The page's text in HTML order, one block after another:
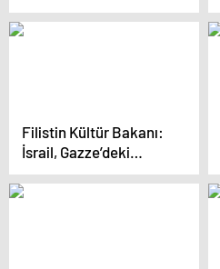
biriken çöp ve atıklar
sağlık tehdidi
Filistin Kültür Bakanı:
İsrail, Gazze’deki
müzeleri yağmalama
konusunda Moğolları